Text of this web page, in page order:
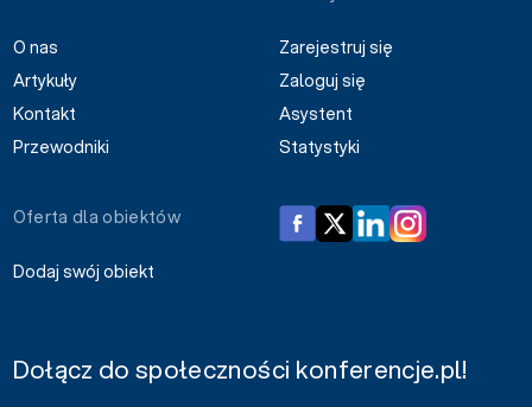
O nas
Artykuły
Kontakt
Przewodniki
Zarejestruj się
Zaloguj się
Asystent
Statystyki
Oferta dla obiektów
Dodaj swój obiekt
Dołącz do społeczności konferencje.pl!